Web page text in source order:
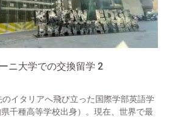
ニ大学での交換留学 2
イタリアへ飛び立った国際学部英語学
千種高等学校出身）。現在、世界で最